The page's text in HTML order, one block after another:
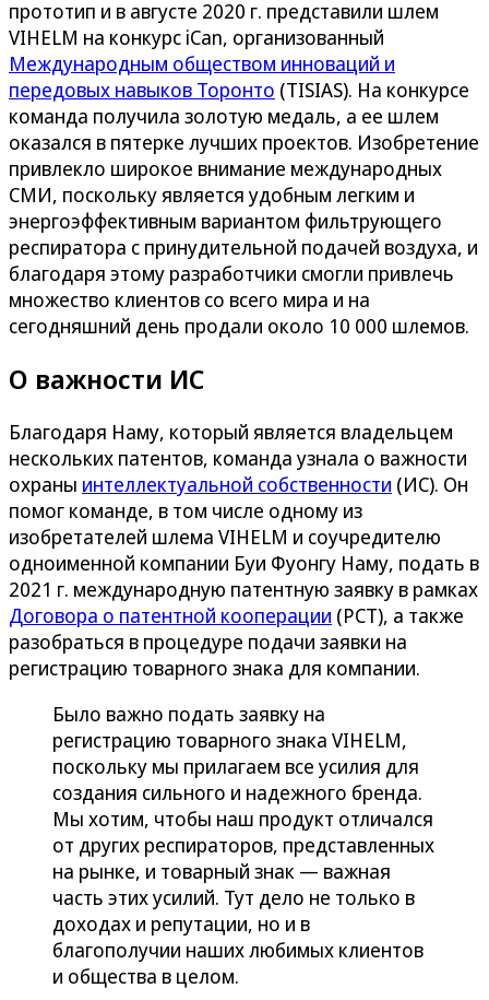
прототип и в августе 2020 г. представили шлем
VIHELM на конкурс iCan, организованный
Международным обществом инноваций и
передовых навыков Торонто (TISIAS). На конкурсе
команда получила золотую медаль, а ее шлем
оказался в пятерке лучших проектов. Изобретение
привлекло широкое внимание международных
СМИ, поскольку является удобным легким и
энергоэффективным вариантом фильтрующего
респиратора с принудительной подачей воздуха, и
благодаря этому разработчики смогли привлечь
множество клиентов со всего мира и на
сегодняшний день продали около 10 000 шлемов.
О важности ИС
Благодаря Наму, который является владельцем
нескольких патентов, команда узнала о важности
охраны интеллектуальной собственности (ИС). Он
помог команде, в том числе одному из
изобретателей шлема VIHELM и соучредителю
одноименной компании Буи Фуонгу Наму, подать в
2021 г. международную патентную заявку в рамках
Договора о патентной кооперации (PCT), а также
разобраться в процедуре подачи заявки на
регистрацию товарного знака для компании.
Было важно подать заявку на
регистрацию товарного знака VIHELM,
поскольку мы прилагаем все усилия для
создания сильного и надежного бренда.
Мы хотим, чтобы наш продукт отличался
от других респираторов, представленных
на рынке, и товарный знак — важная
часть этих усилий. Тут дело не только в
доходах и репутации, но и в
благополучии наших любимых клиентов
и общества в целом.